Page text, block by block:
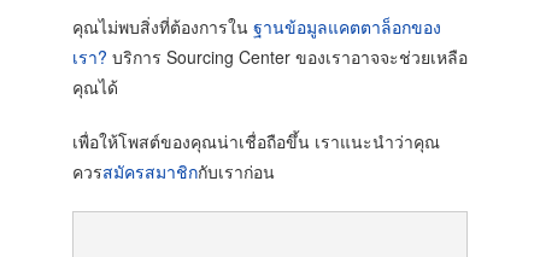
คุณไม่พบสิ่งที่ต้องการใน ฐานข้อมูลแคตตาล็อกของ
เรา? บริการ Sourcing Center ของเราอาจจะช่วยเหลือ
คุณได้
เพื่อให้โพสต์ของคุณน่าเชื่อถือขึ้น เราแนะนำว่าคุณ
ควรสมัครสมาชิกกับเราก่อน